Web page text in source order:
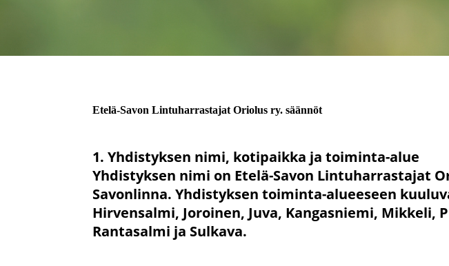
Etelä-Savon Lintuharrastajat Oriolus ry. säännöt
1. Yhdistyksen nimi, kotipaikka ja toiminta-alue
Yhdistyksen nimi on Etelä-Savon Lintuharrastajat
Savonlinna. Yhdistyksen toiminta-alueeseen
Hirvensalmi, Joroinen, Juva, Kangasniemi, Mikkeli,
Rantasalmi ja Sulkava.